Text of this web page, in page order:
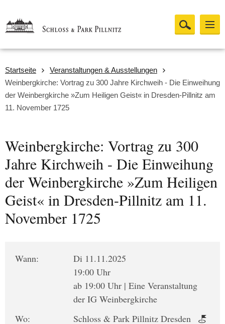
Startseite
Veranstaltungen & Ausstellungen
Weinbergkirche: Vortrag zu 300 Jahre Kirchweih - Die Einweihung
der Weinbergkirche »Zum Heiligen Geist« in Dresden-Pillnitz am
11. November 1725
Weinbergkirche: Vortrag zu 300
Jahre Kirchweih - Die Einweihung
der Weinbergkirche »Zum Heiligen
Geist« in Dresden-Pillnitz am 11.
November 1725
Wann:
Di 11.11.2025
19:00 Uhr
ab 19:00 Uhr | Eine Veranstaltung
der IG Weinbergkirche
Wo:
Schloss & Park Pillnitz Dresden